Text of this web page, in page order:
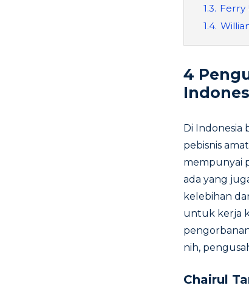
1.3. Ferry
1.4.
4
Di Indonesia
pebisnis
mempunyai
ada yang
kelebihan
untuk kerja
nih,
Chairul